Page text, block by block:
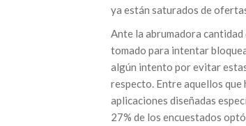
ya están saturados de
Ante la abrumadora cantidad
tomado para intentar
algún intento por evitar
respecto. Entre aquellos que
aplicaciones diseñadas
27% de los encuestados